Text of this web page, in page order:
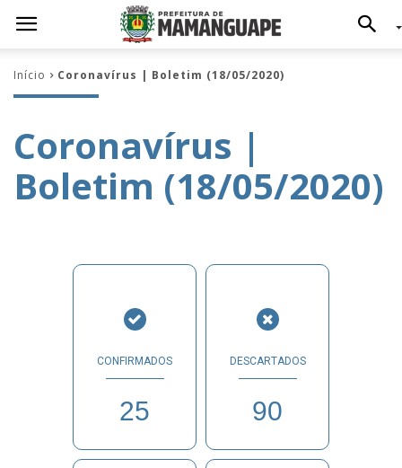
Início Coronavírus | Boletim (18/05/2020)
Coronavírus |
Boletim (18/05/2020)
CONFIRMADOS
25
DESCARTADOS
90